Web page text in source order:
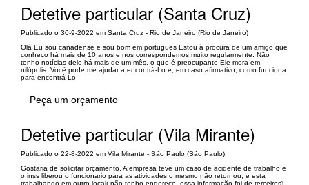
Detetive particular (Santa Cruz)
Publicado o 30-9-2022 em Santa Cruz - Rio de Janeiro (Rio de Janeiro)
Olá Eu sou canadense e sou bom em portugues Estou à procura de um amigo que
conheço há mais de 10 anos e nos correspondemos muito regularmente. Não
tenho notícias dele há mais de um mês, o que é preocupante Ele mora em
nilópolis. Você pode me ajudar a encontrá-Lo e, em caso afirmativo, como funciona
para encontrá-Lo
Peça um orçamento
Detetive particular (Vila Mirante)
Publicado o 22-8-2022 em Vila Mirante - São Paulo (São Paulo)
Gostaria de solicitar orçamento. A empresa teve um caso de acidente de trabalho e
o inss liberou o funcionario para as atividades o mesmo não retornou, e esta
trabalhando em outro local( não tenho endereço, essa informação foi de terceiros)